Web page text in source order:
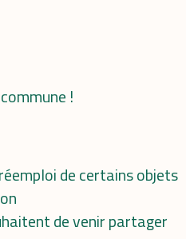
!
de certains objets
de venir partager